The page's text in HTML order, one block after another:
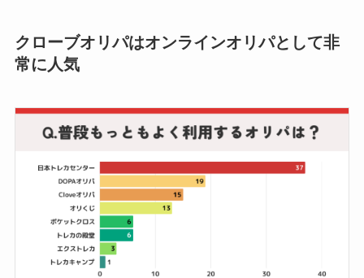
クローブオリパはオンラインオリパとして非
常に人気